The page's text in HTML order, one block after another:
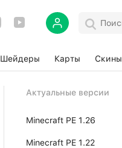
Шейдеры Карты Скины
Актуальные версии
Minecraft PE 1.26
Minecraft PE 1.22